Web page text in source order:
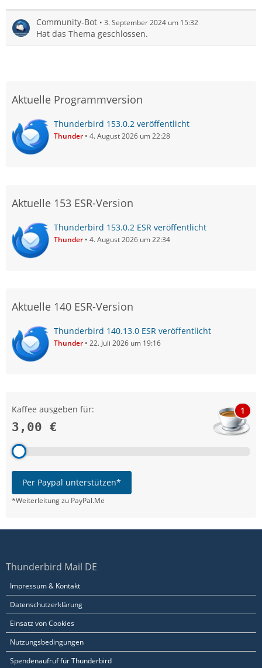
Community-Bot 3. September 2024 um 15:32
Hat das Thema geschlossen.
Aktuelle Programmversion
Thunderbird 153.0.2 veröffentlicht
Thunder 4. August 2026 um 22:28
Aktuelle 153 ESR-Version
Thunderbird 153.0.2 ESR veröffentlicht
Thunder 4. August 2026 um 22:34
Aktuelle 140 ESR-Version
Thunderbird 140.13.0 ESR veröffentlicht
Thunder 22. Juli 2026 um 19:16
Kaffee ausgeben für:
3,00 €
1
Per Paypal unterstützen*
*Weiterleitung zu PayPal.Me
Thunderbird Mail DE
Impressum & Kontakt
Datenschutzerklärung
Einsatz von Cookies
Nutzungsbedingungen
Spendenaufruf für Thunderbird